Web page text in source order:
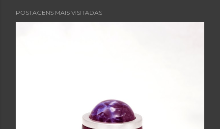
POSTAGENS MAIS VISITADAS